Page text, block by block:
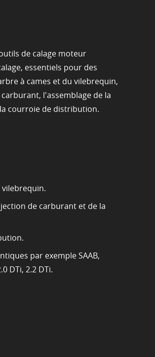
de calage moteur
essentiels pour des
à cames et du vilebrequin,
l'assemblage de la
courroie de distribution.
de carburant et de la
par exemple SAAB,
DTi, 2.2 DTi.